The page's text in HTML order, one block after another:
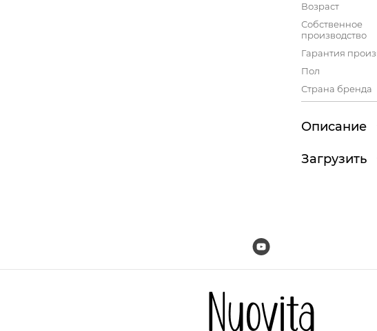
Возраст
Собственное
производство
Гарантия
Пол
Страна бренда
Описание
Загрузить